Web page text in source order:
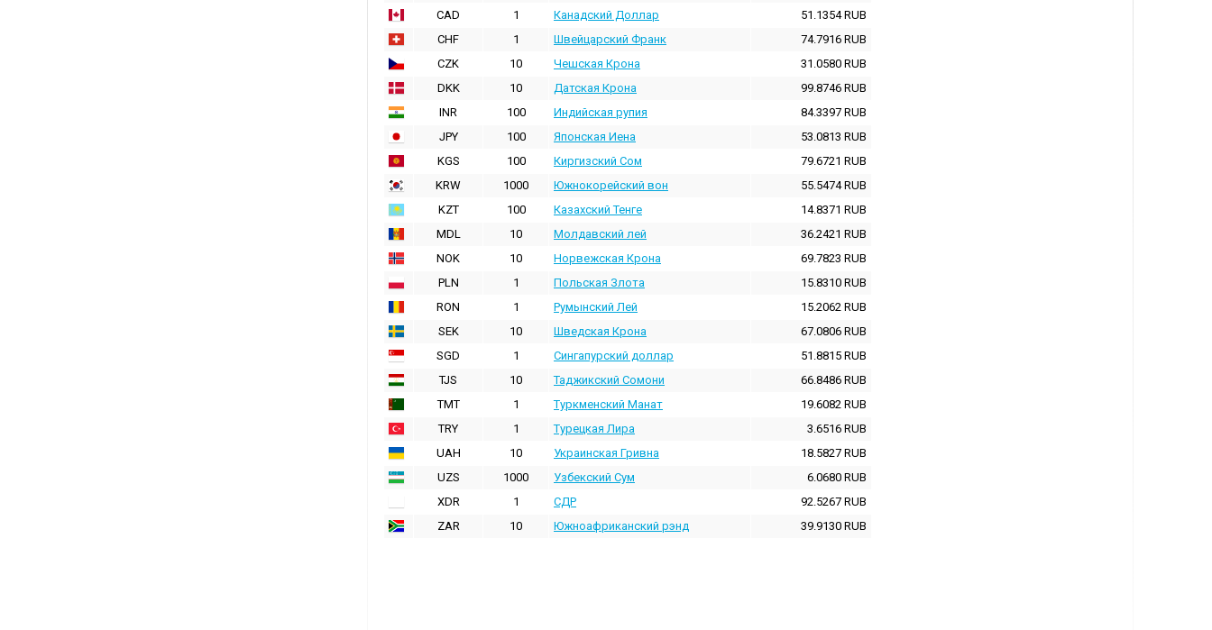
CAD
1 Канадский Доллар 51.1354RUB
CHF
1 Швейцарский Франк 74.7916 RUB
CZK
10 Чешская Крона 31.0580 RUB
DKK
10 Датская Крона 99.8746 RUB
INR
100 Индийская pупия 84.3397 RUB
JPY
100 Японская Иена 53.0813 RUB
KGS
100 Киргизский Сом 79.6721 RUB
KRW
1000 Южнокорейский вон 55.5474RUB
KZT
100 Казахский Тенге 14.8371 RUB
MDL
10 Молдавский лей 36.2421 RUB
NOK
10 Норвежская Крона 69.7823 RUB
PLN
1 Польская Злота 15.8310 RUB
RON
1 Румынский Лей 15.2062 RUB
SEK
10 Шведская Крона 67.0806 RUB
SGD
1 Сингапурский доллар 51.8815 RUB
TJS
10 Таджикский Сомони 66.8486 RUB
TMT
1 Туркменский Манат 19.6082 RUB
TRY
1 Турецкая Лира 3.6516 RUB
UAH
10 Украинская Гривна 18.5827 RUB
UZS
1000 Узбекский Сум 6.0680 RUB
XDR
1 СДР 92.5267 RUB
ZAR
10 Южноафриканский рэнд 39.9130 RUB